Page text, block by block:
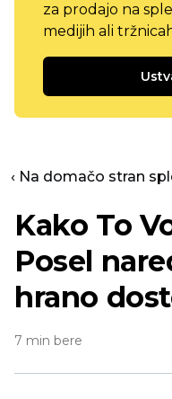
za prodajo na
medijih ali
‹ Na domačo stran
Kako To
Posel
hrano
7 min bere